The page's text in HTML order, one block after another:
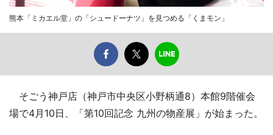
熊本「ミカエル堂」の「シュードーナツ」を見つめる「くまモン」
そごう神戸店（神戸市中央区小野柄通8）本館9階催会
場で4月10日、「第10回記念 九州の物産展」が始まった。